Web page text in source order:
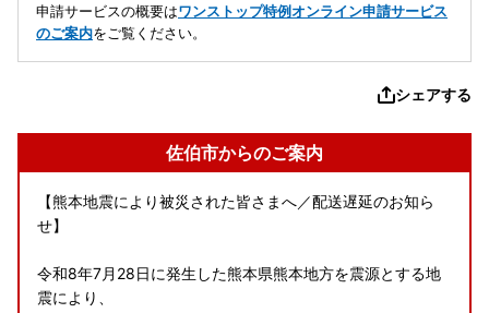
申請サービスの概要はワンストップ特例オンライン申請サービス
のご案内をご覧ください。
シェアする
佐伯市からのご案内
【熊本地震により被災された皆さまへ／配送遅延のお知ら
せ】
令和8年7月28日に発生した熊本県熊本地方を震源とする地
震により、